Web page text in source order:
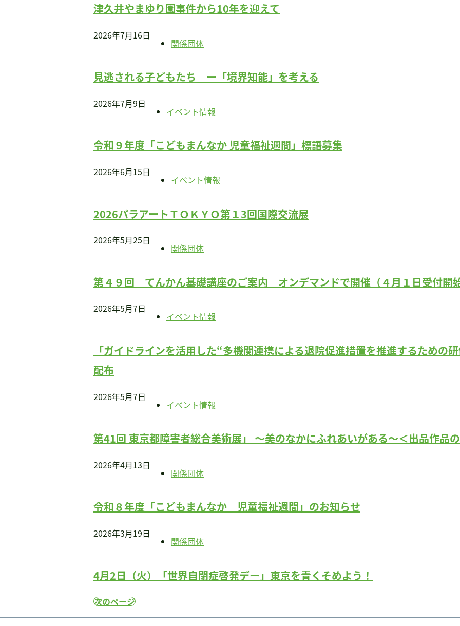
津久井やまゆり園事件から10年を迎えて
2026年7月16日
関係団体
見逃される子どもたち ー「境界知能」を考える
2026年7月9日
イベント情報
令和９年度「こどもまんなか 児童福祉週間」標語募集
2026年6月15日
イベント情報
2026パラアートＴＯＫＹＯ第１3回国際交流展
2026年5月25日
関係団体
第４９回 てんかん基礎講座のご案内 オンデマンドで開催（４月１日受付開
2026年5月7日
イベント情報
「ガイドラインを活用した“多機関連携による退院促進措置を推進するための
配布
2026年5月7日
イベント情報
第41回 東京都障害者総合美術展」 ～美のなかにふれあいがある～＜出品作品
2026年4月13日
関係団体
令和８年度「こどもまんなか 児童福祉週間」のお知らせ
2026年3月19日
関係団体
4月2日（火）「世界自閉症啓発デー」東京を青くそめよう！
次のページ
支援のお願い
会員募集